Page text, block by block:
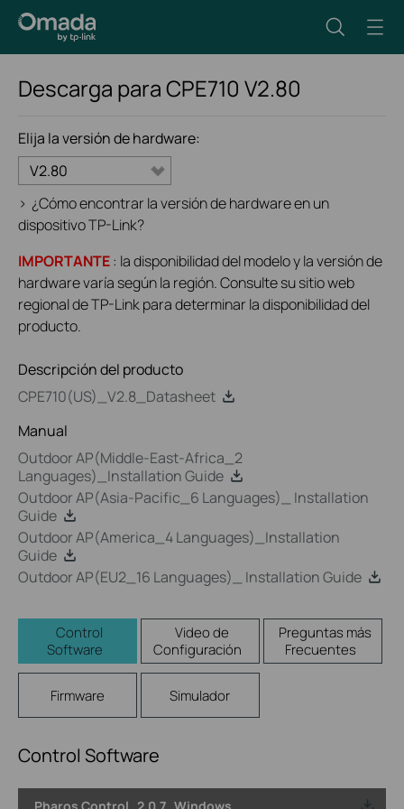
Descarga paraCPE710 V2.80
Elija la versión de hardware:
V2.80
> ¿Cómo encontrar la versión de hardware en un
dispositivo TP-Link?
IMPORTANTE: la disponibilidad del modelo y la versión de
hardware varía según la región. Consulte su sitio web
regional de TP-Link para determinar la disponibilidad del
producto.
Descripción del producto
CPE710(US)_V2.8_Datasheet
Manual
Outdoor AP(Middle-East-Africa_2
Languages)_Installation Guide
Outdoor AP(Asia-Pacific_6 Languages)_ Installation
Guide
Outdoor AP(America_4 Languages)_Installation
Guide
Outdoor AP(EU2_16 Languages)_ Installation Guide
Control
Software
Video de
Configuración
Preguntas más
Frecuentes
Firmware Simulador
Control Software
Pharos Control_2.0.7_Windows